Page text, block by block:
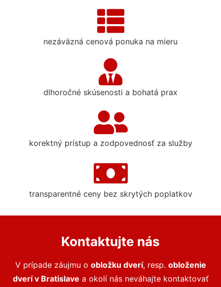
nezáväzná cenová ponuka na mieru
dlhoročné skúsenosti a bohatá prax
korektný prístup a zodpovednosť za služby
transparentné ceny bez skrytých poplatkov
Kontaktujte nás
V prípade záujmu o obložku dverí, resp. obloženie
dverív Bratislave a okolí nás neváhajte kontaktovať